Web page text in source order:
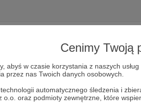
Cenimy Twoją
abyś w czasie korzystania z naszych
przez nas Twoich danych osobowych.
automatycznego śledzenia i
oraz podmioty zewnętrzne, które
Dołącz do
Wesprzyj działalność Autora